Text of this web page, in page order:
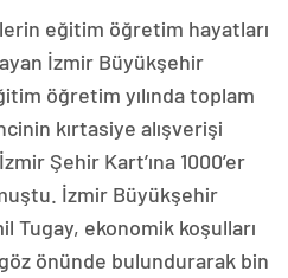
eğitim öğretim hayatları
İzmir Büyükşehir
öğretim yılında toplam
kırtasiye alışverişi
Şehir Kart’ına 1000’er
İzmir Büyükşehir
Tugay, ekonomik koşulları
önünde bulundurarak bin